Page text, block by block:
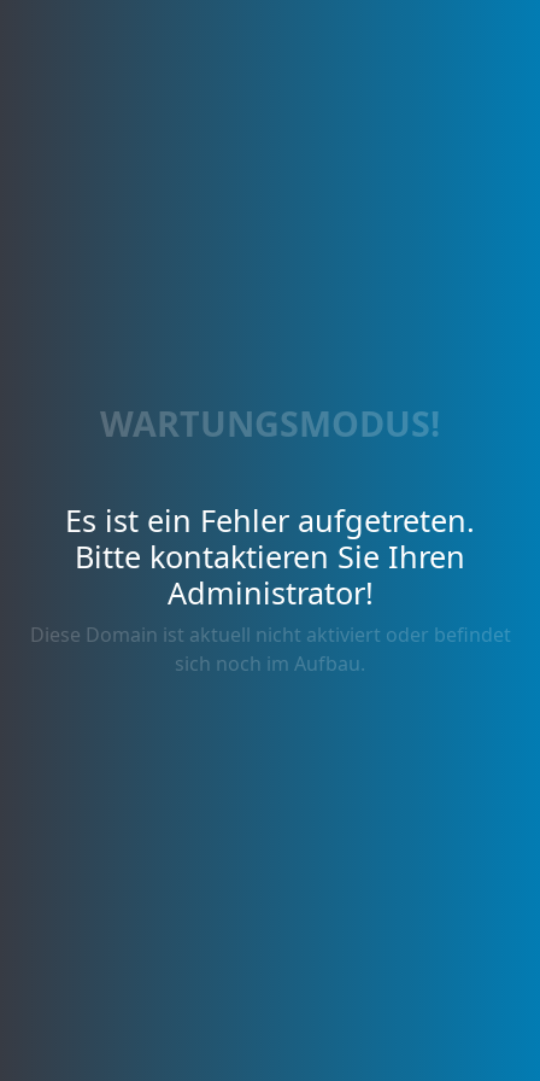
WARTUNGSMODUS!
Es ist ein Fehler aufgetreten.
Bitte kontaktieren Sie Ihren
Administrator!
Diese Domain ist aktuell nicht aktiviert oder befindet
sich noch im Aufbau.